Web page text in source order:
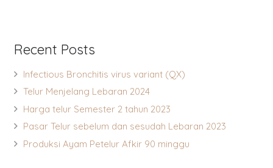
Recent Posts
Infectious Bronchitis virus variant (QX)
Telur Menjelang Lebaran 2024
Harga telur Semester 2 tahun 2023
Pasar Telur sebelum dan sesudah Lebaran 2023
Produksi Ayam Petelur Afkir 90 minggu